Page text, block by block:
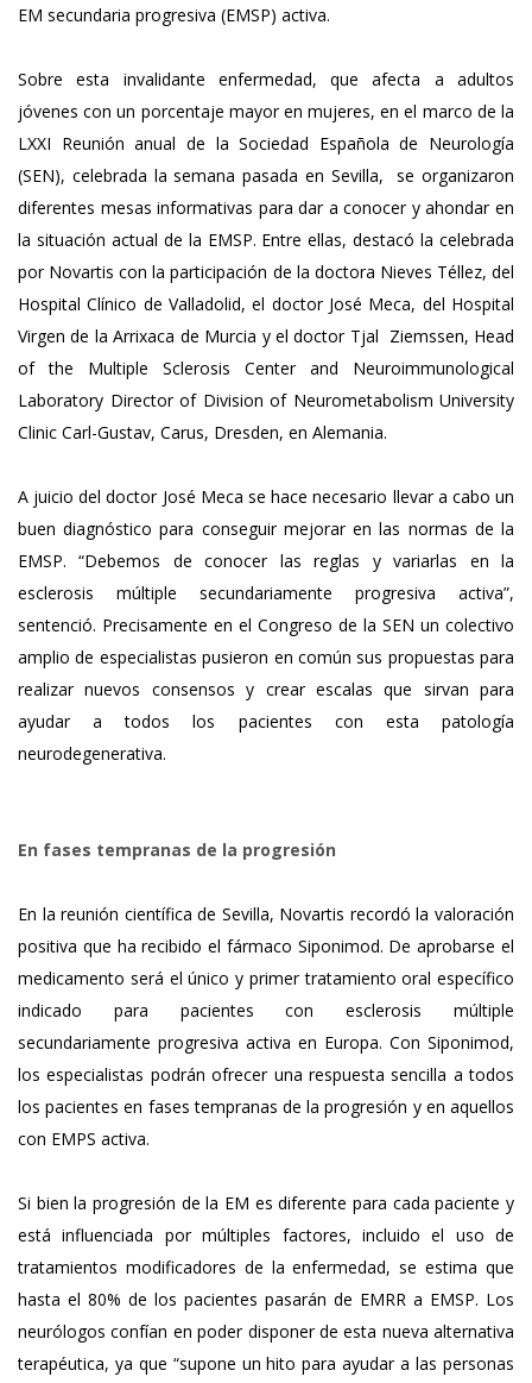
EM secundaria progresiva (EMSP) activa.
Sobre esta invalidante enfermedad, que afecta a adultos
jóvenes con un porcentaje mayor en mujeres, en el marco de la
LXXI Reunión anual de la Sociedad Española de Neurología
(SEN), celebrada la semana pasada en Sevilla, se organizaron
diferentes mesas informativas para dar a conocer y ahondar en
la situación actual de la EMSP. Entre ellas, destacó la celebrada
por Novartis con la participación de la doctora Nieves Téllez, del
Hospital Clínico de Valladolid, el doctor José Meca, del Hospital
Virgen de la Arrixaca de Murcia y el doctor Tjal Ziemssen, Head
of the Multiple Sclerosis Center and Neuroimmunological
Laboratory Director of Division of Neurometabolism University
Clinic Carl-Gustav, Carus, Dresden, en Alemania.
A juicio del doctor José Meca se hace necesario llevar a cabo un
buen diagnóstico para conseguir mejorar en las normas de la
EMSP. “Debemos de conocer las reglas y variarlas en la
esclerosis múltiple secundariamente progresiva activa”,
sentenció. Precisamente en el Congreso de la SEN un colectivo
amplio de especialistas pusieron en común sus propuestas para
realizar nuevos consensos y crear escalas que sirvan para
ayudar a todos los pacientes con esta patología
neurodegenerativa.
En fases tempranas de la progresión
En la reunión científica de Sevilla, Novartis recordó la valoración
positiva que ha recibido el fármaco Siponimod. De aprobarse el
medicamento será el único y primer tratamiento oral específico
indicado para pacientes con esclerosis múltiple
secundariamente progresiva activa en Europa. Con Siponimod,
los especialistas podrán ofrecer una respuesta sencilla a todos
los pacientes en fases tempranas de la progresión y en aquellos
con EMPS activa.
Si bien la progresión de la EM es diferente para cada paciente y
está influenciada por múltiples factores, incluido el uso de
tratamientos modificadores de la enfermedad, se estima que
hasta el 80% de los pacientes pasarán de EMRR a EMSP. Los
neurólogos confían en poder disponer de esta nueva alternativa
terapéutica, ya que “supone un hito para ayudar a las personas